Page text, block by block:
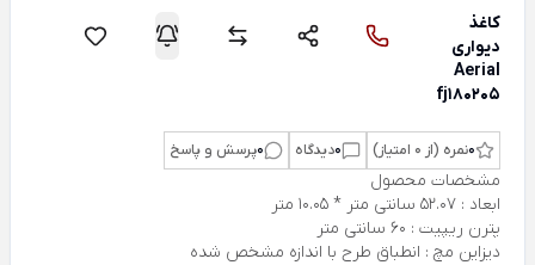
کاغذ
دیواری
Aerial
fj180205
0نمره (از 0 امتیاز) 0دیدگاه 0پرسش و پاسخ
مشخصات محصول
ابعاد : 52.07 سانتی متر * 10.05 متر
پترن ریپیت : 60 سانتی متر
دیزاین مچ : انطباق طرح با اندازه مشخص شده